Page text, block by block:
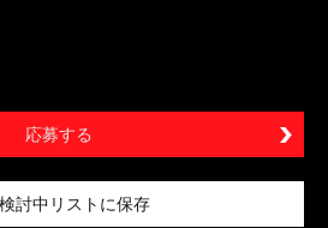
応募する
検討中リストに保存